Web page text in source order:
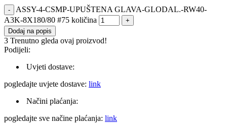
ASSY-4-CSMP-UPUŠTENA GLAVA-GLODAL.-RW40-
A3K-8X180/80 #75 količina
Dodaj na popis
3 Trenutno gleda ovaj proizvod!
Podijeli:
Uvjeti dostave:
pogledajte uvjete dostave: link
Načini plaćanja:
pogledajte sve načine plaćanja: link